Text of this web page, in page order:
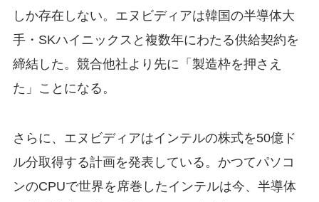
しか存在しない。エヌビディアは韓国の半導体大
手・SKハイニックスと複数年にわたる供給契約を
締結した。競合他社より先に「製造枠を押さえ
た」ことになる。
さらに、エヌビディアはインテルの株式を50億ド
ル分取得する計画を発表している。かつてパソコ
ンのCPUで世界を席巻したインテルは今、半導体